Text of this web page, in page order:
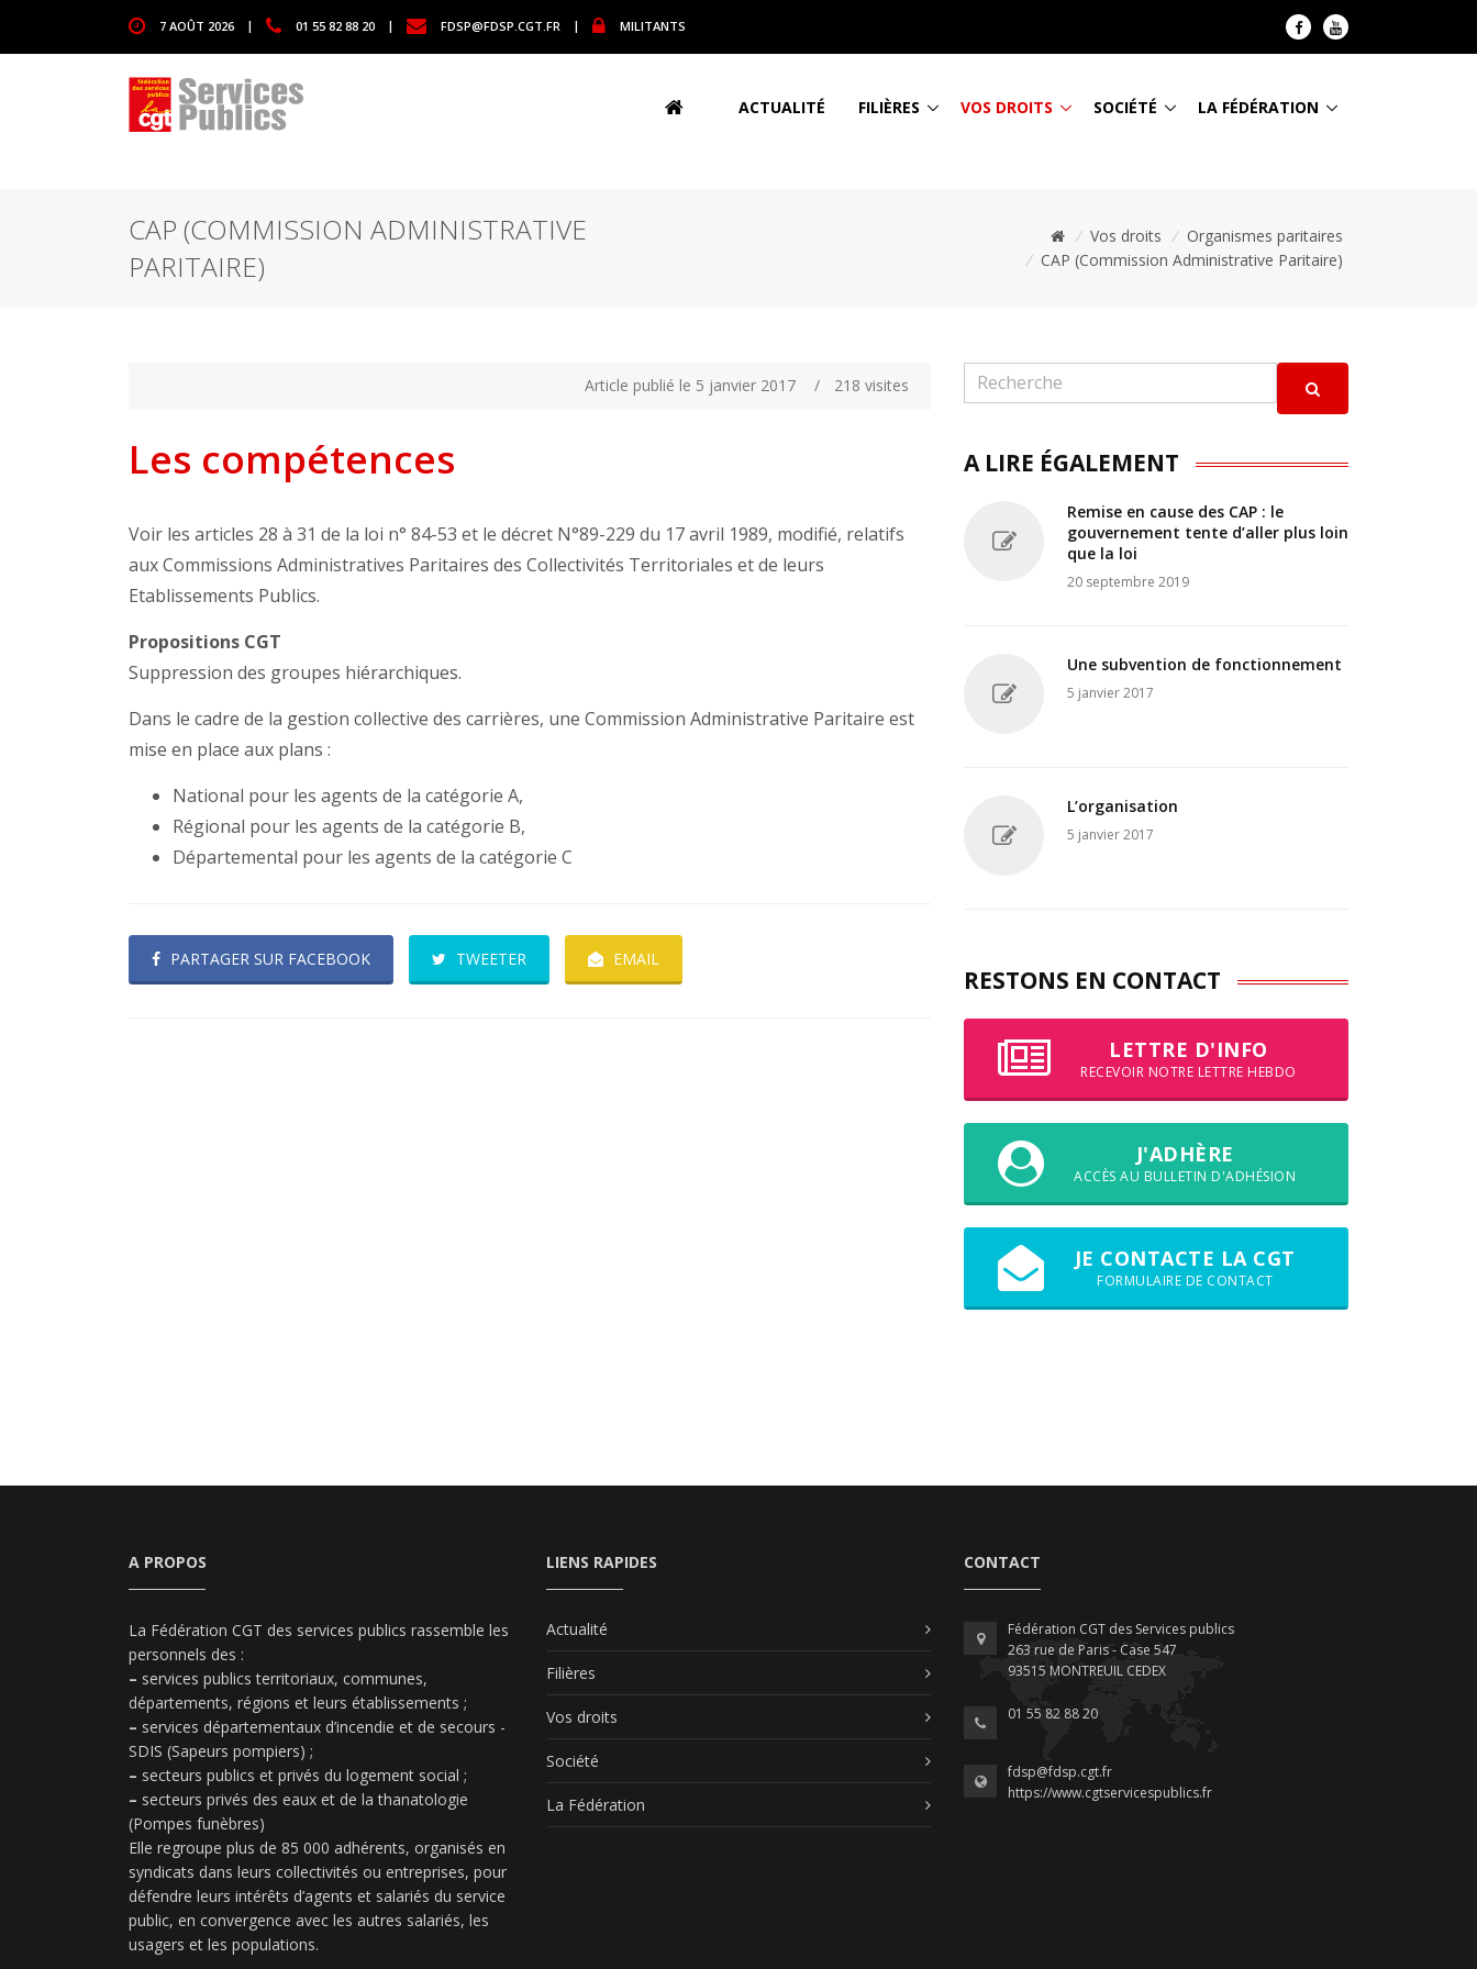
7 AOÛT 2026 | 01 55 82 88 20 | FDSP@FDSP.CGT.FR | MILITANTS
ACTUALITÉ FILIÈRES VOS DROITS SOCIÉTÉ LA FÉDÉRATION
CAP (COMMISSION ADMINISTRATIVE
PARITAIRE)
/ Vos droits / Organismes paritaires
/ CAP (Commission Administrative Paritaire)
Article publié le 5 janvier 2017 / 218 visites
Les compétences
Voir les articles 28 à 31 de la loi n° 84-53 et le décret N°89-229 du 17 avril 1989, modifié, relatifs
aux Commissions Administratives Paritaires des Collectivités Territoriales et de leurs
Etablissements Publics.
Propositions CGT
Suppression des groupes hiérarchiques.
Dans le cadre de la gestion collective des carrières, une Commission Administrative Paritaire est
mise en place aux plans :
National pour les agents de la catégorie A,
Régional pour les agents de la catégorie B,
Départemental pour les agents de la catégorie C
PARTAGER SUR FACEBOOK TWEETER EMAIL
A LIRE ÉGALEMENT
Remise en cause des CAP : le
gouvernement tente d’aller plus loin
que la loi
20 septembre 2019
Une subvention de fonctionnement
5 janvier 2017
L’organisation
5 janvier 2017
RESTONS EN CONTACT
LETTRE D'INFO
RECEVOIR NOTRE LETTRE HEBDO
J'ADHÈRE
ACCÈS AU BULLETIN D'ADHÉSION
JE CONTACTE LA CGT
FORMULAIRE DE CONTACT
A PROPOS
La Fédération CGT des services publics rassemble les
personnels des :
– services publics territoriaux, communes,
départements, régions et leurs établissements ;
– services départementaux d’incendie et de secours -
SDIS (Sapeurs pompiers) ;
– secteurs publics et privés du logement social ;
– secteurs privés des eaux et de la thanatologie
(Pompes funèbres)
Elle regroupe plus de 85 000 adhérents, organisés en
syndicats dans leurs collectivités ou entreprises, pour
défendre leurs intérêts d’agents et salariés du service
public, en convergence avec les autres salariés, les
usagers et les populations.
LIENS RAPIDES
Actualité
Filières
Vos droits
Société
La Fédération
CONTACT
Fédération CGT des Services publics
263 rue de Paris - Case 547
93515 MONTREUIL CEDEX
01 55 82 88 20
fdsp@fdsp.cgt.fr
https://www.cgtservicespublics.fr